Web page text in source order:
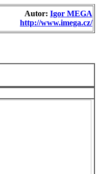
Autor: Igor MEGA
http://www.imega.cz/